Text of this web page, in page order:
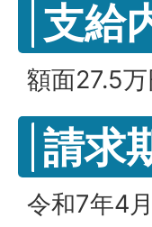
支給
額面27.5
請求
令和7年4